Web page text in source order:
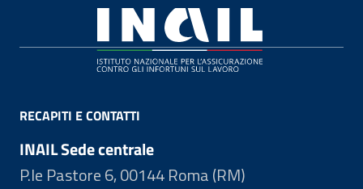
RECAPITI E CONTATTI
INAIL Sede centrale
P.le Pastore 6, 00144 Roma (RM)